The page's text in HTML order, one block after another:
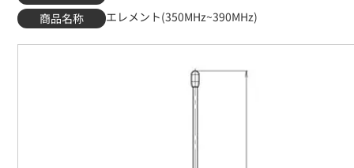
商品名称
エレメント(350MHz~390MHz)